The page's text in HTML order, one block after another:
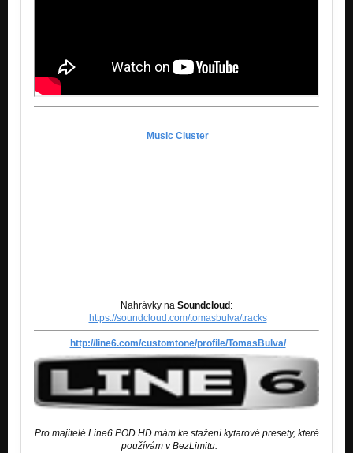
Music Cluster
Nahrávky na Soundcloud :
https://soundcloud.com/tomasbulva/tracks
http://line6.com/customtone/profile/TomasBulva/
Pro majitelé Line6 POD HD mám ke stažení kytarové presety, které
používám v BezLimitu.